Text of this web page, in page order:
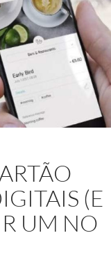
(E
UM NO